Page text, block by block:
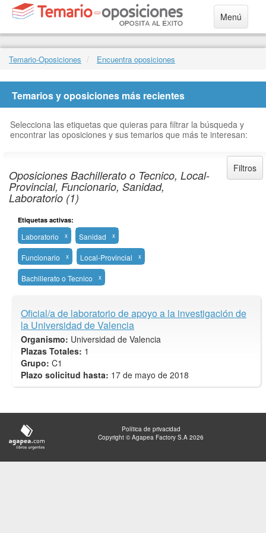
Menú
Temario-Oposiciones Encuentra oposiciones
Temarios y oposiciones más recientes
Selecciona las etiquetas que quieras para filtrar la búsqueda y
encontrar las oposiciones y sus temarios que más te interesan:
Oposiciones Bachillerato o Tecnico, Local-
Provincial, Funcionario, Sanidad,
Laboratorio (1)
Filtros
Etiquetas activas:
Laboratorio x Sanidad x
Funcionario x Local-Provincial x
Bachillerato o Tecnico x
Oficial/a de laboratorio de apoyo a la investigación de
la Universidad de Valencia
Organismo: Universidad de Valencia
Plazas Totales: 1
Grupo: C1
Plazo solicitud hasta: 17 de mayo de 2018
Política de privacidad
Copyright © Agapea Factory S.A 2026